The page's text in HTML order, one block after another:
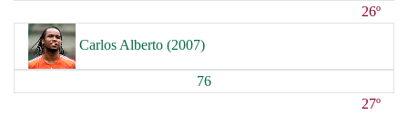
26º
Carlos Alberto (2007)
76
27º